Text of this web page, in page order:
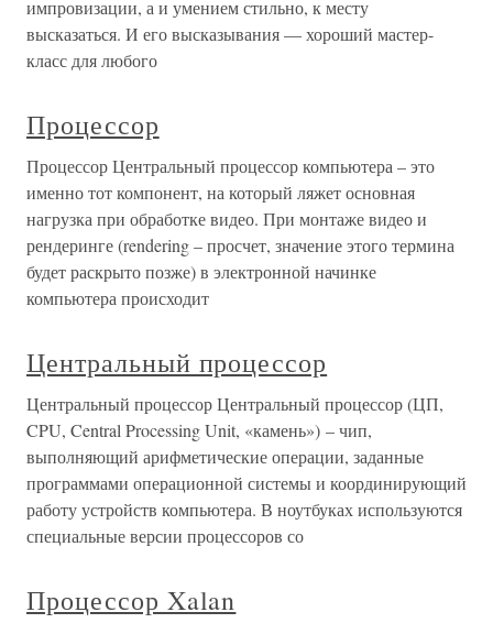
импровизации, а и умением стильно, к месту
высказаться. И его высказывания — хороший мастер-
класс для любого
Процессор
Процессор Центральный процессор компьютера – это
именно тот компонент, на который ляжет основная
нагрузка при обработке видео. При монтаже видео и
рендеринге (rendering – просчет, значение этого термина
будет раскрыто позже) в электронной начинке
компьютера происходит
Центральный процессор
Центральный процессор Центральный процессор (ЦП,
CPU, Central Processing Unit, «камень») – чип,
выполняющий арифметические операции, заданные
программами операционной системы и координирующий
работу устройств компьютера. В ноутбуках используются
специальные версии процессоров со
Процессор Xalan